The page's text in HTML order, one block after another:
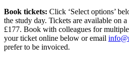
Book tickets: Click ‘Select options’
the study day. Tickets are available on
£177. Book with colleagues for
your ticket online below or email
prefer to be invoiced.